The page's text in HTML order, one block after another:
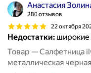
Анастасия
280 отзывов
22 октября
Недостатки:
Товар — Салфетница
металлическая